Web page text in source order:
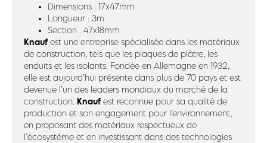
Dimensions : 17x47mm
Longueur : 3m
Section : 47x18mm
Knauf est une entreprise spécialisée dans les matériaux
de construction, tels que les plaques de plâtre, les
enduits et les isolants. Fondée en Allemagne en 1932,
elle est aujourd’hui présente dans plus de 70 pays et est
devenue l’un des leaders mondiaux du marché de la
construction. Knauf est reconnue pour sa qualité de
production et son engagement pour l’environnement,
en proposant des matériaux respectueux de
l’écosystème et en investissant dans des technologies